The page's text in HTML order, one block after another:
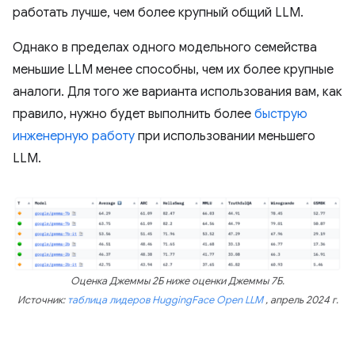
работать лучше, чем более крупный общий LLM.
Однако в пределах одного модельного семейства
меньшие LLM менее способны, чем их более крупные
аналоги. Для того же варианта использования вам, как
правило, нужно будет выполнить более быструю
инженерную работу при использовании меньшего
LLM.
Оценка Джеммы 2Б ниже оценки Джеммы 7Б.
Источник: таблица лидеров HuggingFace Open LLM, апрель 2024 г.